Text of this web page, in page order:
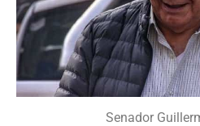
Senador